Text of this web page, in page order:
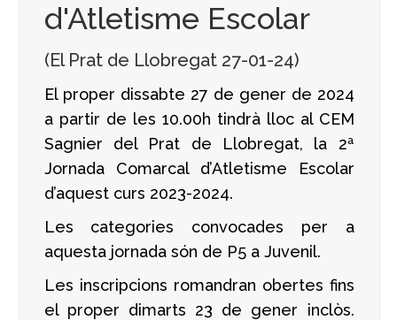
d'Atletisme Escolar
(El Prat de Llobregat 27-01-24)
El proper dissabte 27 de gener de 2024
a partir de les 10.00h tindrà lloc al CEM
Sagnier del Prat de Llobregat, la 2ª
Jornada Comarcal d’Atletisme Escolar
d’aquest curs 2023-2024.
Les categories convocades per a
aquesta jornada són de P5 a Juvenil.
Les inscripcions romandran obertes fins
el proper dimarts 23 de gener inclòs.